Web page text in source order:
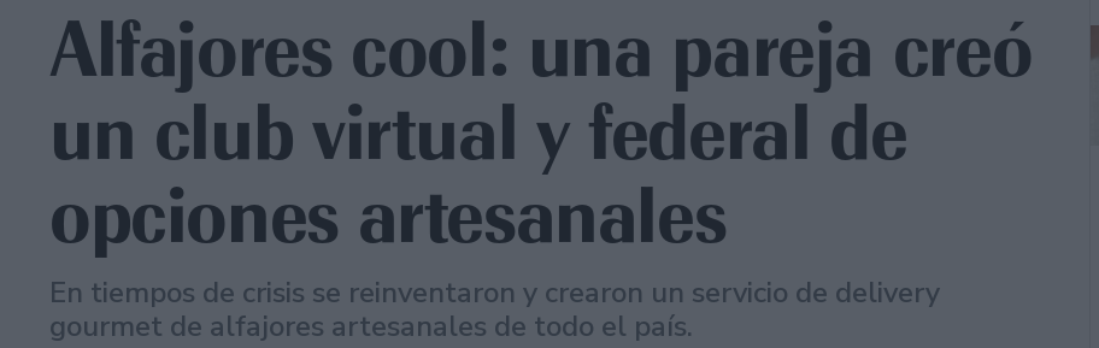
Alfajores cool: una pareja creó
un club virtual y federal de
opciones artesanales
En tiempos de crisis se reinventaron y crearon un servicio de delivery
gourmet de alfajores artesanales de todo el país.